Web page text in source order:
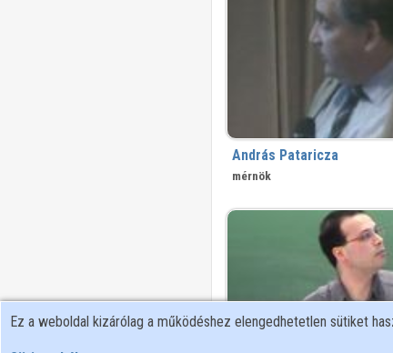
András Pataricza
mérnök
Ez a weboldal kizárólag a működéshez elengedhetetlen sütiket